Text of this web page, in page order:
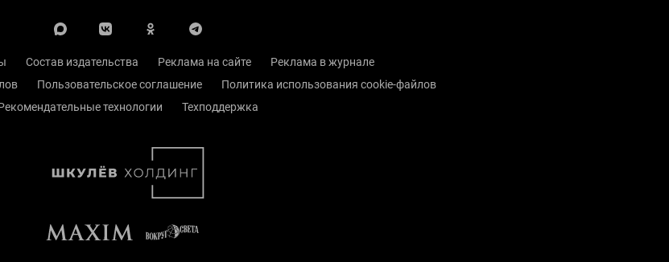
Состав издательства Реклама на сайте
Реклама в журнале
Пользовательское соглашение
Политика использования cookie-файлов
технологии
Техподдержка